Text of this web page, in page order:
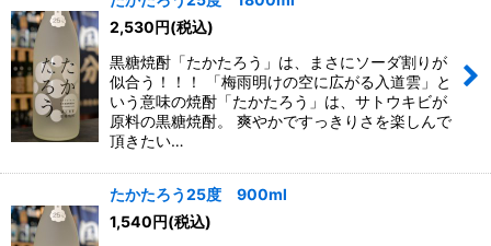
2,530円(税込)
黒糖焼酎「たかたろう」は、まさにソーダ割りが
似合う！！！ 「梅雨明けの空に広がる入道雲」と
いう意味の焼酎「たかたろう」は、サトウキビが
原料の黒糖焼酎。 爽やかですっきりさを楽しんで
頂きたい…
たかたろう25度 900ml
1,540円(税込)